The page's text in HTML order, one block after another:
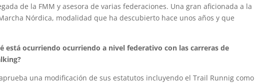
de la FMM y asesora de varias federaciones. Una gran aficionada a la
Nórdica, modalidad que ha descubierto hace unos años y que
está ocurriendo ocurriendo a nivel federativo con las carreras de
una modificación de sus estatutos incluyendo el Trail Runnig como